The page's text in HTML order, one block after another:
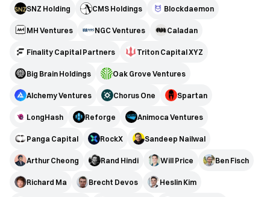
SNZ Holding CMS Holdings Blockdaemon
MH Ventures NGC Ventures Caladan
Finality Capital Partners Triton Capital XYZ
Big Brain Holdings Oak Grove Ventures
Alchemy Ventures Chorus One Spartan
LongHash Reforge Animoca Ventures
Panga Capital RockX Sandeep Nailwal
Arthur Cheong Rand Hindi Will Price Ben Fisch
Richard Ma Brecht Devos Heslin Kim